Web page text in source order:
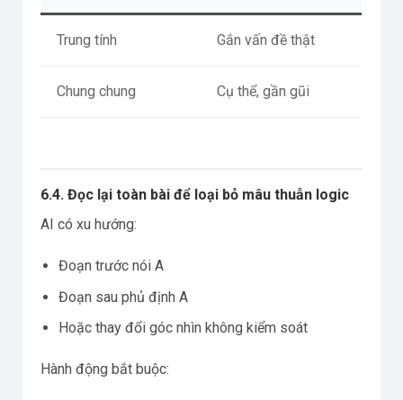
Trung tính Gắn vấn đề thật
Chung chung Cụ thể, gần gũi
6.4. Đọc lại toàn bài để loại bỏ mâu thuẫn logic
AI có xu hướng:
Đoạn trước nói A
Đoạn sau phủ định A
Hoặc thay đổi góc nhìn không kiểm soát
Hành động bắt buộc: